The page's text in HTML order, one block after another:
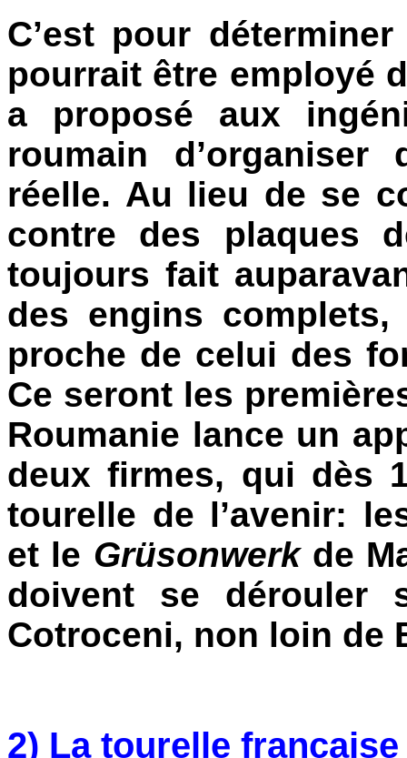
C’est pour
pourrait être employé
a proposé aux
roumain d’organiser
réelle. Au lieu de se
contre des plaques
toujours fait
des engins
proche de celui des
Ce seront les
Roumanie lance un
deux firmes, qui dès
tourelle de l’avenir:
et le Grüsonwerkde
doivent se
Cotroceni, non loin de
2) La tourelle française